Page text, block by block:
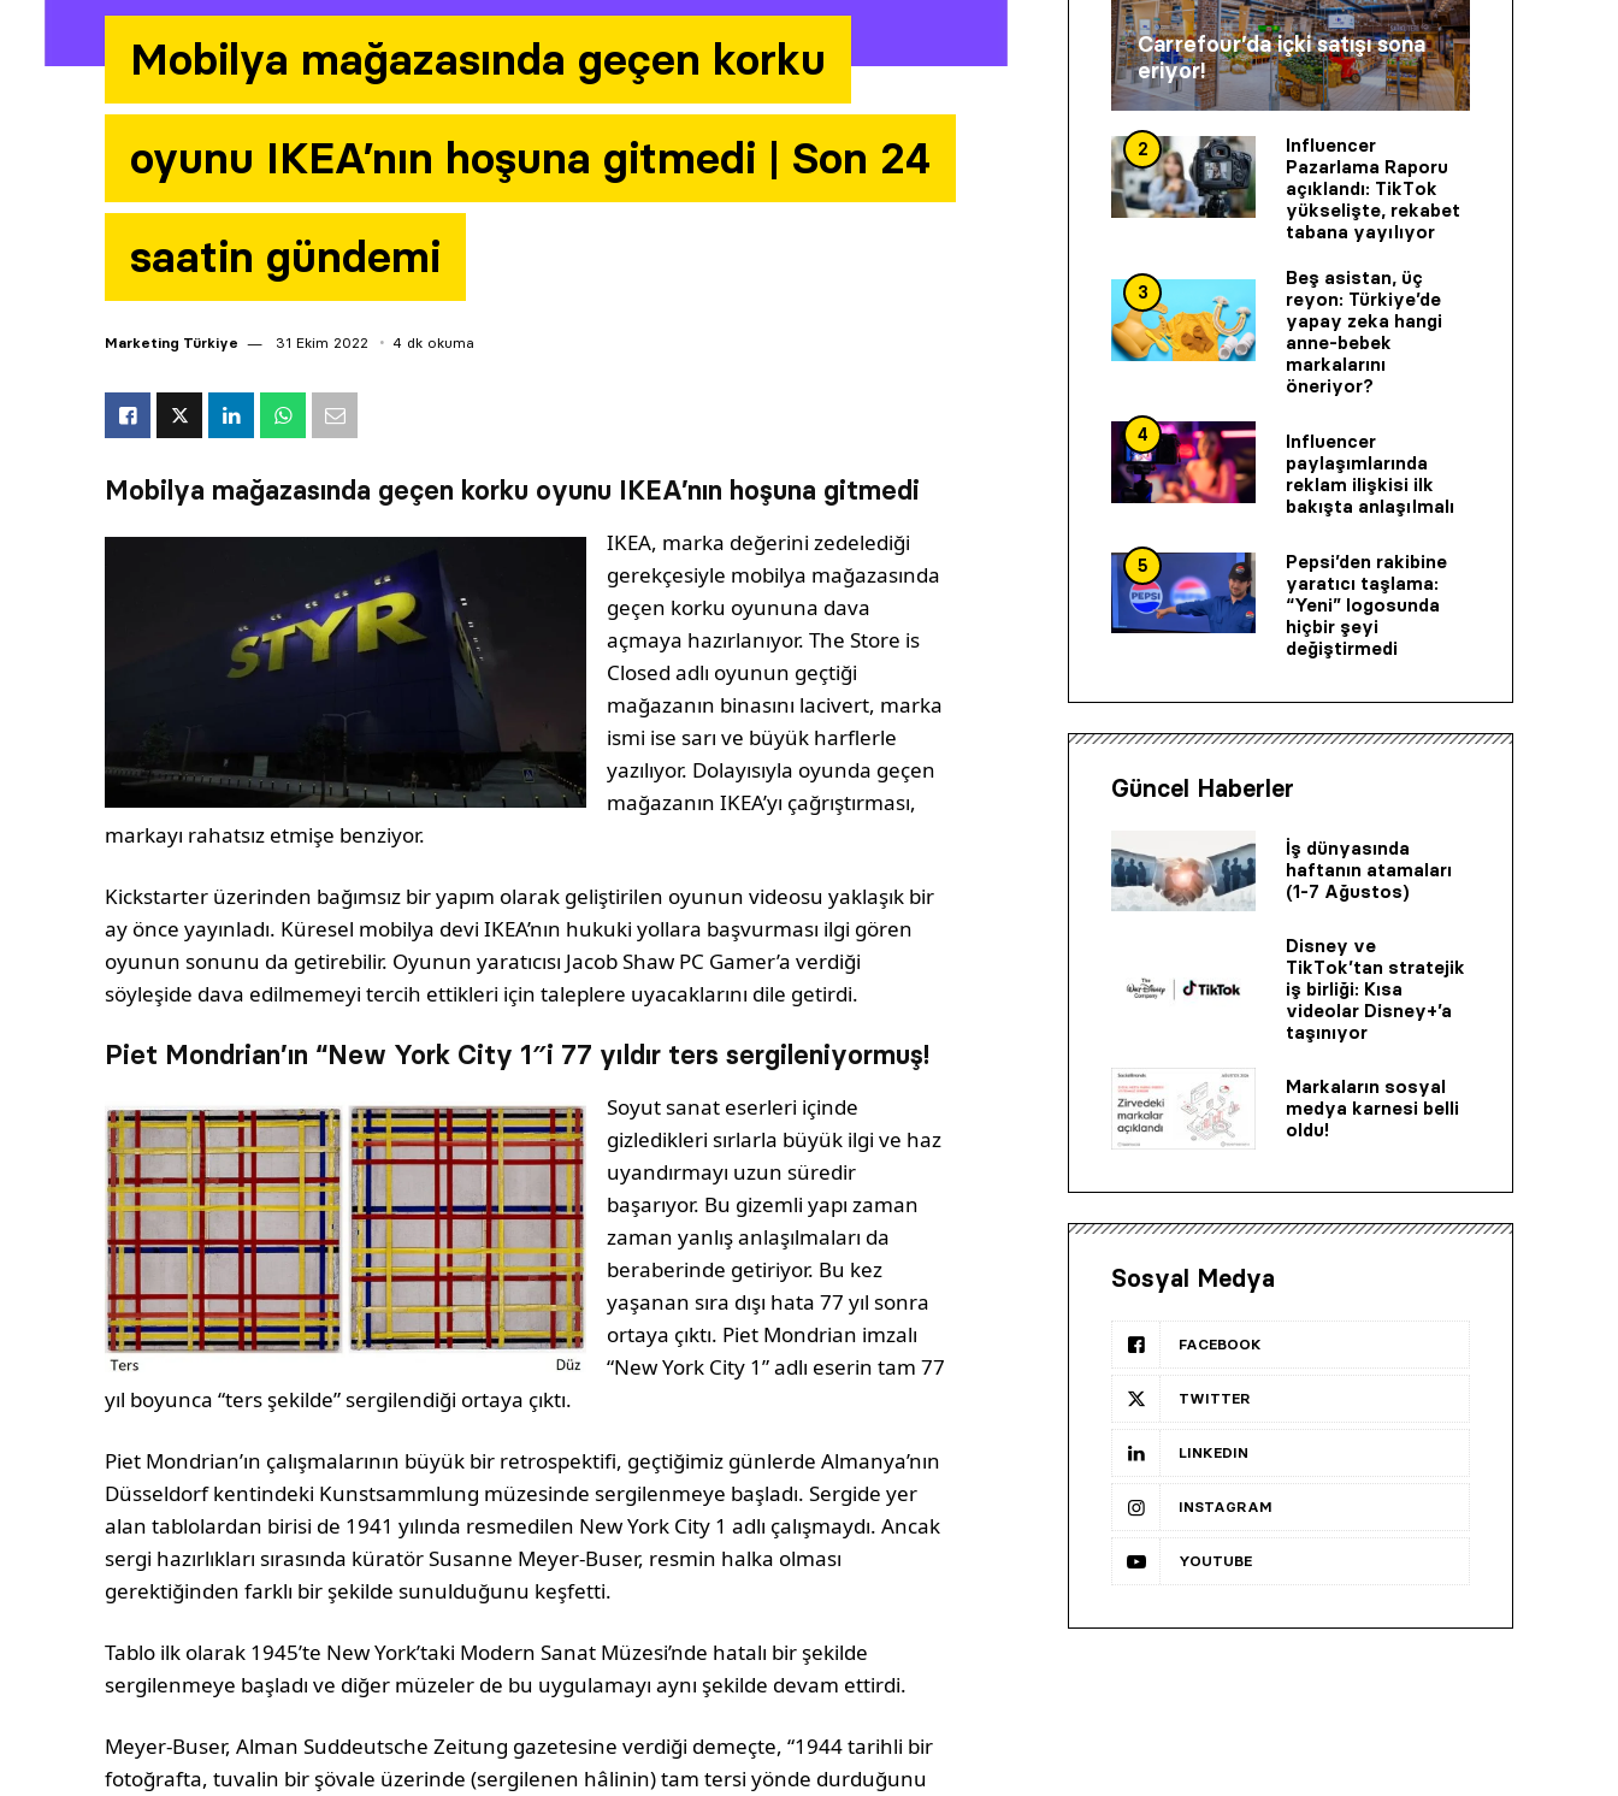
Mobilya mağazasında geçen korku
oyunu IKEA’nın hoşuna gitmedi | Son 24
saatin gündemi
Marketing Türkiye 31 Ekim 2022 4 dk okuma
Mobilya mağazasında geçen korku oyunu IKEA’nın hoşuna gitmedi
IKEA, marka değerini zedelediği
gerekçesiyle mobilya mağazasında
geçen korku oyununa dava
açmaya hazırlanıyor. The Store is
Closed adlı oyunun geçtiği
mağazanın binasını lacivert, marka
ismi ise sarı ve büyük harflerle
yazılıyor. Dolayısıyla oyunda geçen
mağazanın IKEA’yı çağrıştırması,
markayı rahatsız etmişe benziyor.
Kickstarter üzerinden bağımsız bir yapım olarak geliştirilen oyunun videosu yaklaşık bir
ay önce yayınladı. Küresel mobilya devi IKEA’nın hukuki yollara başvurması ilgi gören
oyunun sonunu da getirebilir. Oyunun yaratıcısı Jacob Shaw PC Gamer’a verdiği
söyleşide dava edilmemeyi tercih ettikleri için taleplere uyacaklarını dile getirdi.
Piet Mondrian’ın “New York City 1″i 77 yıldır ters sergileniyormuş!
Soyut sanat eserleri içinde
gizledikleri sırlarla büyük ilgi ve haz
uyandırmayı uzun süredir
başarıyor. Bu gizemli yapı zaman
zaman yanlış anlaşılmaları da
beraberinde getiriyor. Bu kez
yaşanan sıra dışı hata 77 yıl sonra
ortaya çıktı. Piet Mondrian imzalı
“New York City 1” adlı eserin tam 77
yıl boyunca “ters şekilde” sergilendiği ortaya çıktı.
Piet Mondrian’ın çalışmalarının büyük bir retrospektifi, geçtiğimiz günlerde Almanya’nın
Düsseldorf kentindeki Kunstsammlung müzesinde sergilenmeye başladı. Sergide yer
alan tablolardan birisi de 1941 yılında resmedilen New York City 1 adlı çalışmaydı. Ancak
sergi hazırlıkları sırasında küratör Susanne Meyer-Buser, resmin halka olması
gerektiğinden farklı bir şekilde sunulduğunu keşfetti.
Tablo ilk olarak 1945’te New York’taki Modern Sanat Müzesi’nde hatalı bir şekilde
sergilenmeye başladı ve diğer müzeler de bu uygulamayı aynı şekilde devam ettirdi.
Meyer-Buser, Alman Suddeutsche Zeitung gazetesine verdiği demeçte, “1944 tarihli bir
fotoğrafta, tuvalin bir şövale üzerinde (sergilenen hâlinin) tam tersi yönde durduğunu
Carrefour’da içki satışı sona
eriyor!
2
Influencer
Pazarlama Raporu
açıklandı: TikTok
yükselişte, rekabet
tabana yayılıyor
3
Beş asistan, üç
reyon: Türkiye’de
yapay zeka hangi
anne-bebek
markalarını
öneriyor?
4
Influencer
paylaşımlarında
reklam ilişkisi ilk
bakışta anlaşılmalı
5
Pepsi’den rakibine
yaratıcı taşlama:
“Yeni” logosunda
hiçbir şeyi
değiştirmedi
Güncel Haberler
İş dünyasında
haftanın atamaları
(1-7 Ağustos)
Disney ve
TikTok’tan stratejik
iş birliği: Kısa
videolar Disney+’a
taşınıyor
Markaların sosyal
medya karnesi belli
oldu!
Sosyal Medya
FACEBOOK
TWITTER
LINKEDIN
INSTAGRAM
YOUTUBE